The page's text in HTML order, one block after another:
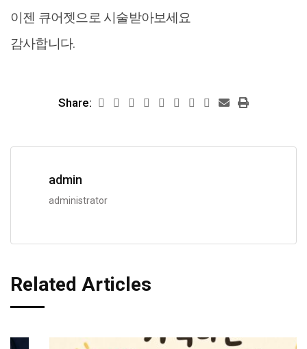
이젠 큐어젯으로 시술받아보세요
감사합니다.
Share:
admin
administrator
Related Articles